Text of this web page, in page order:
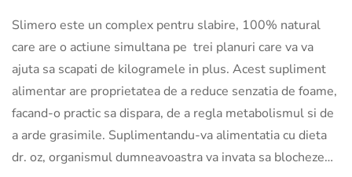
Slimero este un complex pentru slabire, 100% natural
care are o actiune simultana pe trei planuri care va va
ajuta sa scapati de kilogramele in plus. Acest supliment
alimentar are proprietatea de a reduce senzatia de foame,
facand-o practic sa dispara, de a regla metabolismul si de
a arde grasimile. Suplimentandu-va alimentatia cu dieta
dr. oz, organismul dumneavoastra va invata sa blocheze…